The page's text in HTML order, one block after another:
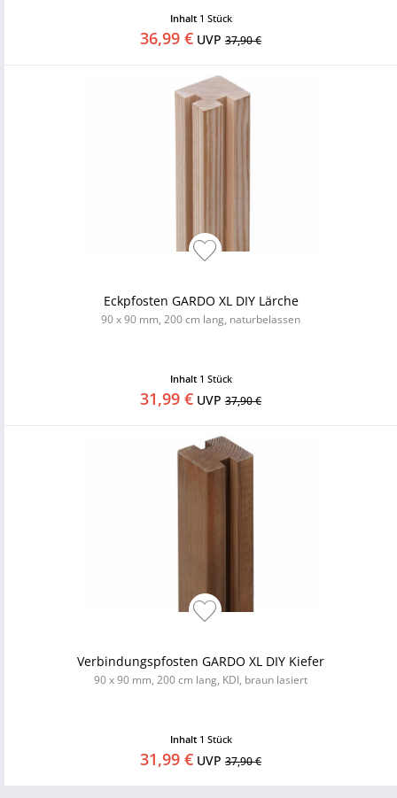
Inhalt 1 Stück
36,99 € UVP 37,90 €
Eckpfosten GARDO XL DIY Lärche
90 x 90 mm, 200 cm lang, naturbelassen
Inhalt 1 Stück
31,99 € UVP 37,90 €
Verbindungspfosten GARDO XL DIY Kiefer
90 x 90 mm, 200 cm lang, KDI, braun lasiert
Inhalt 1 Stück
31,99 € UVP 37,90 €